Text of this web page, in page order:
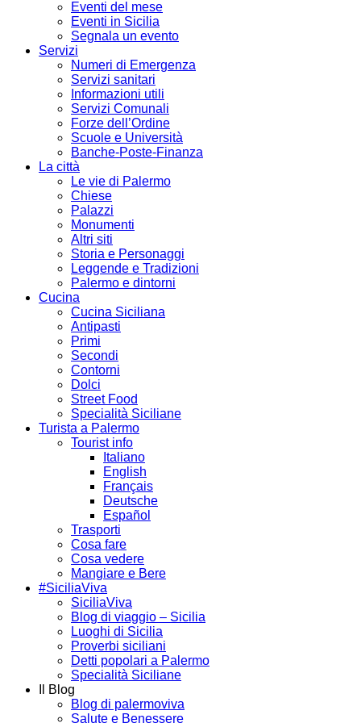
Eventi del mese
Eventi in Sicilia
Segnala un evento
Servizi
Numeri di Emergenza
Servizi sanitari
Informazioni utili
Servizi Comunali
Forze dell’Ordine
Scuole e Università
Banche-Poste-Finanza
La città
Le vie di Palermo
Chiese
Palazzi
Monumenti
Altri siti
Storia e Personaggi
Leggende e Tradizioni
Palermo e dintorni
Cucina
Cucina Siciliana
Antipasti
Primi
Secondi
Contorni
Dolci
Street Food
Specialità Siciliane
Turista a Palermo
Tourist info
Italiano
English
Français
Deutsche
Español
Trasporti
Cosa fare
Cosa vedere
Mangiare e Bere
#SiciliaViva
SiciliaViva
Blog di viaggio – Sicilia
Luoghi di Sicilia
Proverbi siciliani
Detti popolari a Palermo
Specialità Siciliane
Il Blog
Blog di palermoviva
Salute e Benessere